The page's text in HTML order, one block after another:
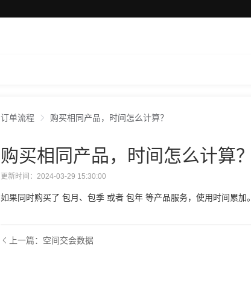
订单流程 购买相同产品，时间怎么计算？
购买相同产品，时间怎么计算？
更新时间：2024-03-29 15:30:00
如果同时购买了 包月、包季 或者 包年 等产品服务，使用时间累加。
上一篇：空间交会数据